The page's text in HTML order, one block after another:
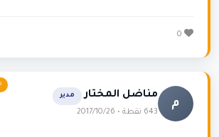
م
مناضل المختار مدير
643 نقطة • 2017/10/26